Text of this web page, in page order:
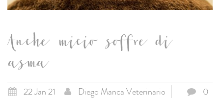
Anche micio soffre di
asma
22 Jan 21 Diego Manca Veterinario 0